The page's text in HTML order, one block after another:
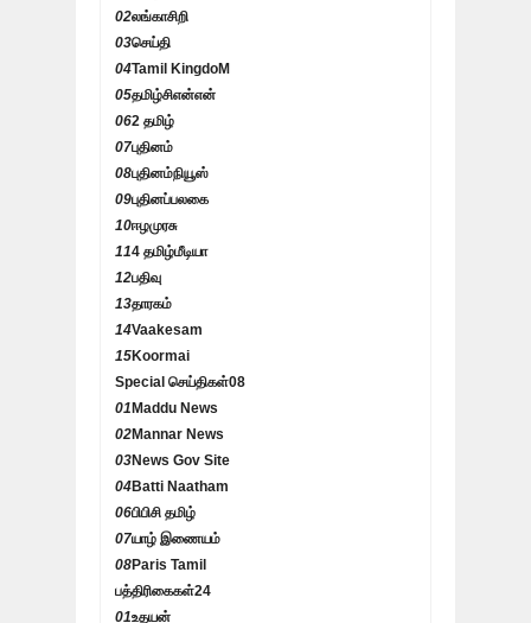
02லங்காசிறி
03செய்தி
04Tamil KingdoM
05தமிழ்சிஎன்என்
062 தமிழ்
07புதினம்
08புதினம்நியூஸ்
09புதினப்பலகை
10ஈழமுரசு
114 தமிழ்மீடியா
12பதிவு
13தாரகம்
14Vaakesam
15Koormai
Special செய்திகள்08
01 Maddu News
02Mannar News
03News Gov Site
04Batti Naatham
06பிபிசி தமிழ்
07யாழ் இணையம்
08Paris Tamil
பத்திரிகைகள்24
01உதயன்